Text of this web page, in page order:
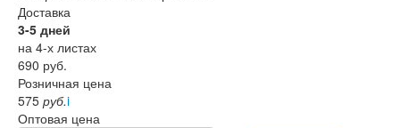
Доставка
3-5 дней
на 4-х листах
690 руб.
Розничная цена
575 руб.i
Оптовая цена